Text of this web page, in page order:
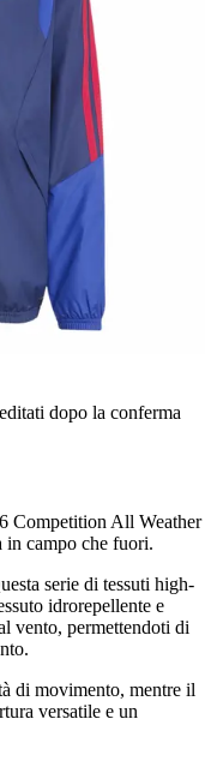
dopo la conferma
Competition All Weather
in campo che fuori.
serie di tessuti high-
idrorepellente e
vento, permettendoti di
di movimento, mentre il
versatile e un